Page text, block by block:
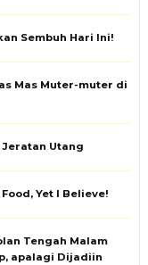
Sembuh Hari Ini!
Mas Muter-muter di
Utang
Yet I Believe!
Tengah Malam
apalagi Dijadiin